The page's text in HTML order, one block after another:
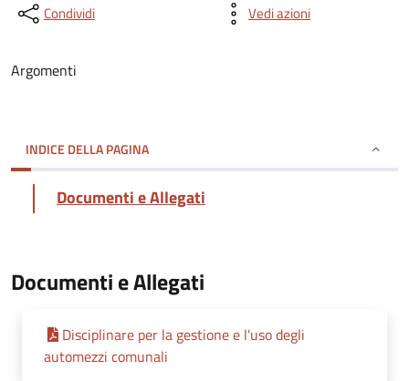
Condividi Vedi azioni
Argomenti
INDICE DELLA PAGINA
Documenti e Allegati
Documenti e Allegati
Disciplinare per la gestione e l'uso degli
automezzi comunali